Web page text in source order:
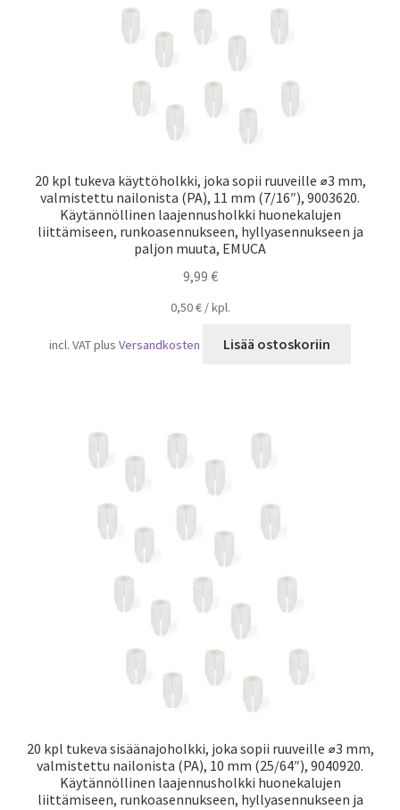
20 kpl tukeva käyttöholkki, joka sopii ruuveille ⌀3 mm,
valmistettu nailonista (PA), 11 mm (7/16″), 9003620.
Käytännöllinen laajennusholkki huonekalujen
liittämiseen, runkoasennukseen, hyllyasennukseen ja
paljon muuta, EMUCA
9,99 €
0,50€/kpl.
incl. VATplusVersandkosten Lisää ostoskoriin
20 kpl tukeva sisäänajoholkki, joka sopii ruuveille ⌀3 mm,
valmistettu nailonista (PA), 10 mm (25/64″), 9040920.
Käytännöllinen laajennusholkki huonekalujen
liittämiseen, runkoasennukseen, hyllyasennukseen ja